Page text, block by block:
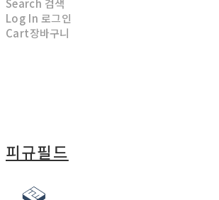
Search 검색
Log In 로그인
Cart장바구니
피규필드